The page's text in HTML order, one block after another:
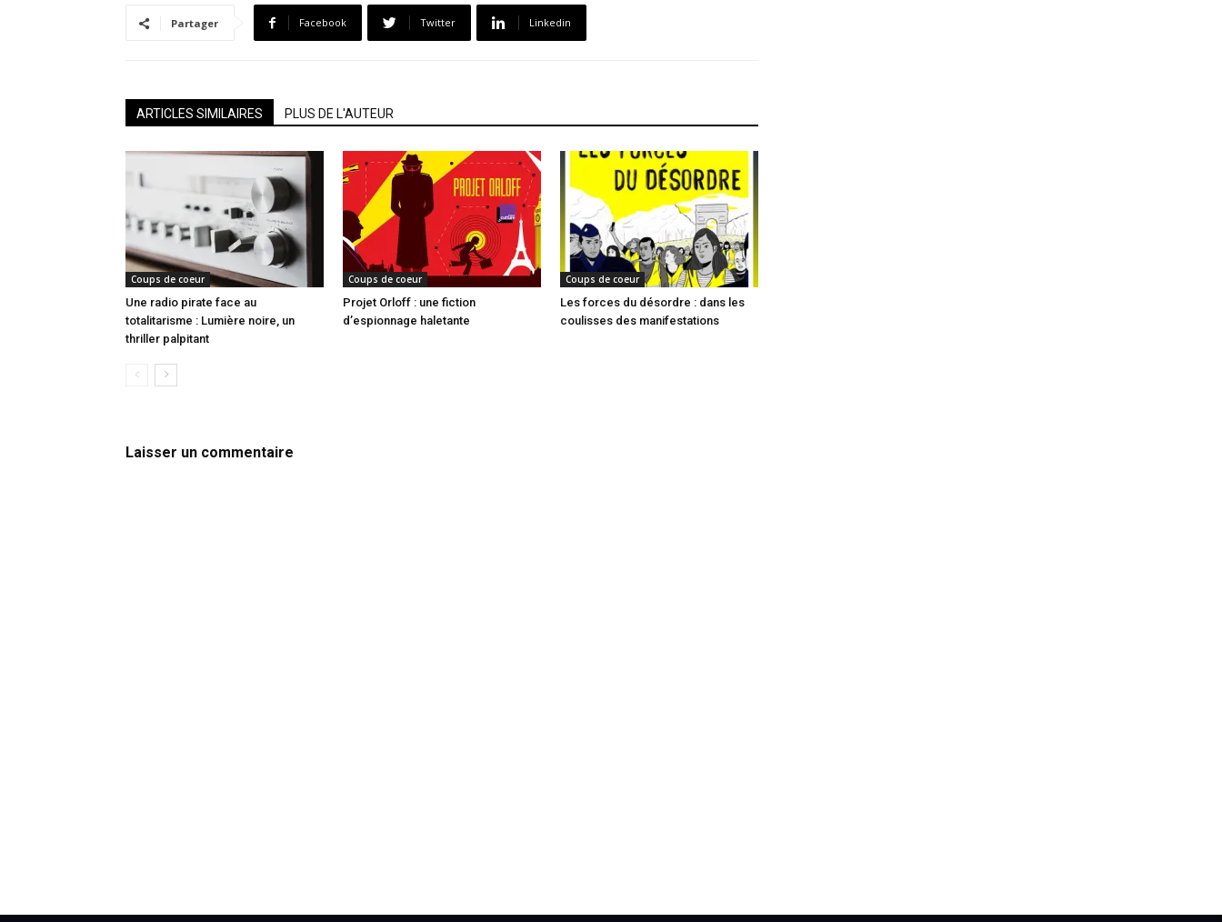
Partager Facebook Twitter Linkedin
ARTICLES SIMILAIRES PLUS DE L'AUTEUR
Coups de coeur
Une radio pirate face au
totalitarisme : Lumière noire, un
thriller palpitant
Coups de coeur
Projet Orloff : une fiction
d’espionnage haletante
Coups de coeur
Les forces du désordre : dans les
coulisses des manifestations
Laisser un commentaire